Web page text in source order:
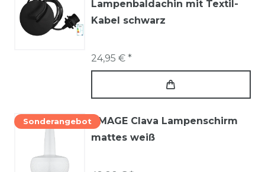
Lampenbaldachin mit Textil-
Kabel schwarz
24,95 € *
SonderangebotUMAGE Clava Lampenschirm
mattes weiß